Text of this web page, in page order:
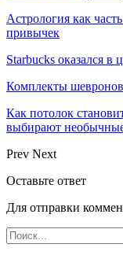
Астрология как
привычек
Starbucks оказался в
Комплекты
Как потолок
выбирают
Prev Next
Оставьте ответ
Для отправки